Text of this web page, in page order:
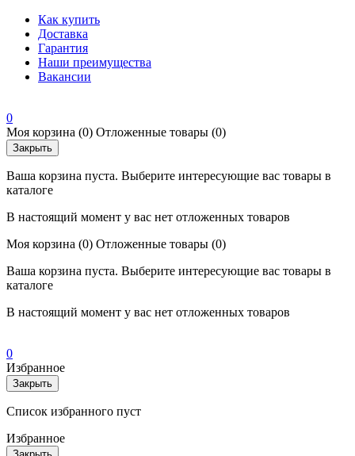
Как купить
Доставка
Гарантия
Наши преимущества
Вакансии
0
Моя корзина (0) Отложенные товары (0)
Закрыть
Ваша корзина пуста. Выберите интересующие вас товары в
каталоге
В настоящий момент у вас нет отложенных товаров
Моя корзина (0) Отложенные товары (0)
Ваша корзина пуста. Выберите интересующие вас товары в
каталоге
В настоящий момент у вас нет отложенных товаров
0
Избранное
Закрыть
Список избранного пуст
Избранное